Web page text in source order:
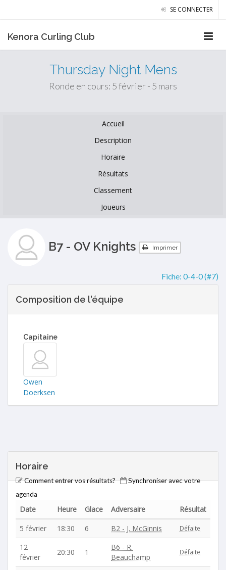
SE CONNECTER
Kenora Curling Club
Thursday Night Mens
Ronde en cours: 5 février - 5 mars
Accueil
Description
Horaire
Résultats
Classement
Joueurs
B7 - OV Knights Imprimer
Fiche: 0-4-0 (#7)
Composition de l'équipe
Capitaine
Owen
Doerksen
Horaire
Comment entrer vos résultats?
Synchroniser avec votre
agenda
Date Heure Glace Adversaire
Résultat
5 février
18:30 6 B2 - J. McGinnis Défaite
12
février
20:30 1
B6 - R.
Beauchamp
Défaite